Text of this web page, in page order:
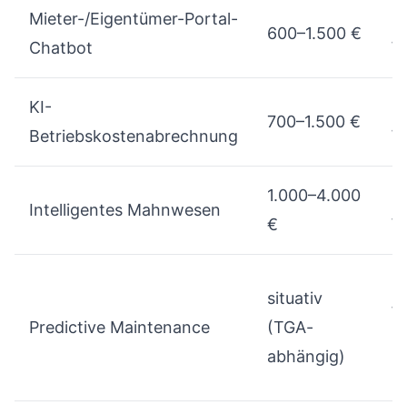
Mieter-/Eigentümer-Portal-
Chatbot
600–1.500 €
KI-
Betriebskostenabrechnung
700–1.500 €
Intelligentes Mahnwesen
1.000–4.000
€
Predictive Maintenance
situativ
(TGA-
abhängig)